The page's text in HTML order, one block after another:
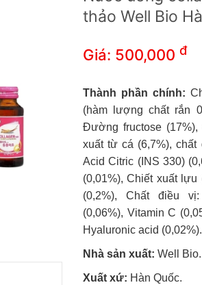
thảo Well Bio
Giá: 500,000 đ
Thành phần chính:
(hàm lượng chất rắn
Đường fructose
xuất từ cá (6,7%),
Acid Citric (INS 330)
(0,01%), Chiết xuất
(0,2%), Chất điều
(0,06%), Vitamin C
Hyaluronic acid (0,02%).
Nhà sản xuất:Well Bio.
Xuất xứ: Hàn Quốc.
Nhà sản xuất:Well Bio.
Quy cách đóng gói:75ml/chai,